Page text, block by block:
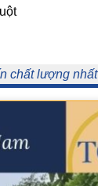
chất lượng nhất